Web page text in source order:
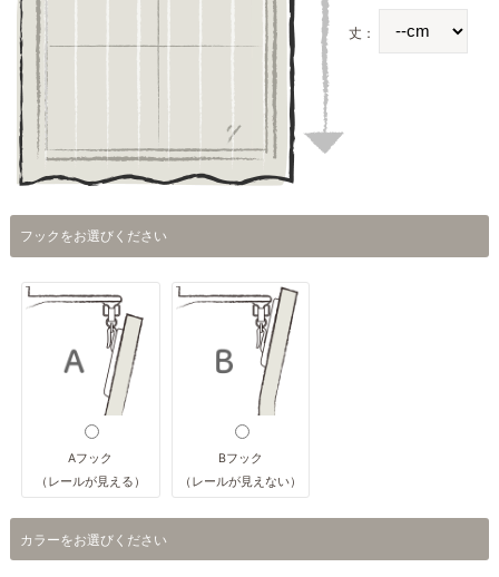
丈：
フックをお選びください
Aフック
（レールが見える）
Bフック
（レールが見えない）
カラーをお選びください